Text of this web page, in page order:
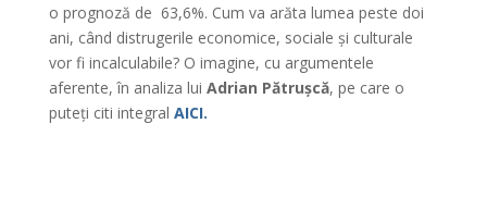
o prognoză de 63,6%. Cum va arăta lumea peste doi
ani, când distrugerile economice, sociale și culturale
vor fi incalculabile? O imagine, cu argumentele
aferente, în analiza lui Adrian Pătrușcă, pe care o
puteți citi integral AICI.